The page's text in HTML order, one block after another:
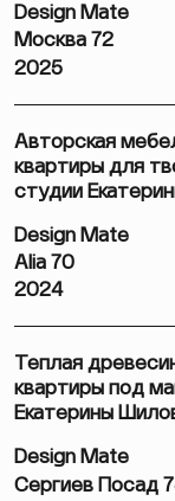
Design Mate
Москва 72
2025
Авторская
квартиры для
студии
Design Mate
Alia 70
2024
Теплая
квартиры под
Екатерины
Design Mate
Сергиев Посад